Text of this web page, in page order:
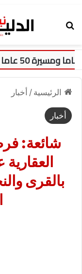
الرئيسية / أخبار
أخبار
شائعة:
بالقرى